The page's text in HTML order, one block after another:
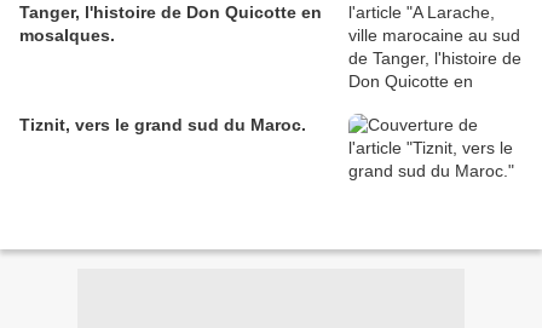
Tanger, l'histoire de Don Quicotte en
mosaIques.
Tiznit, vers le grand sud du Maroc.